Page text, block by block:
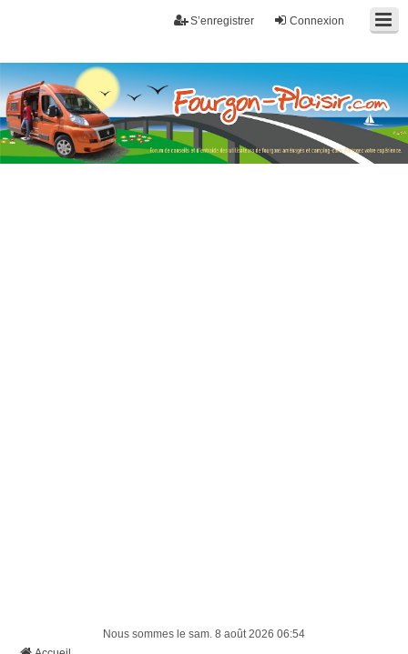
Connexion
S’enregistrer
Fourgon-plaisir.com
Forum de conseils et d'entraide des utilisateurs de fourgons, fourgons
aménagés, vans et de camping-car. Partagez votre expérience.
Nous sommes le sam. 8 août 2026 06:54